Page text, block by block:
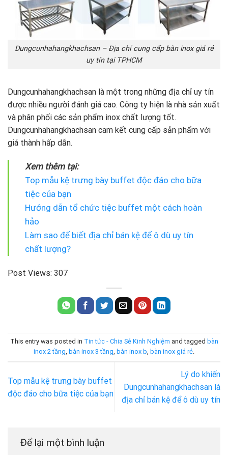
Dungcunhahangkhachsan – Địa chỉ cung cấp bàn inox giá rẻ
uy tín tại TPHCM
Dungcunhahangkhachsan là một trong những địa chỉ uy tín
được nhiều người đánh giá cao. Công ty hiện là nhà sản xuất
và phân phối các sản phẩm inox chất lượng tốt.
Dungcunhahangkhachsan cam kết cung cấp sản phẩm với
giá thành hấp dẫn.
Xem thêm tại:
Top mẫu kệ trưng bày buffet độc đáo cho bữa
tiệc của bạn
Hướng dẫn tổ chức tiệc buffet một cách hoàn
hảo
Làm sao để biết địa chỉ bán kệ để ô dù uy tín
chất lượng?
Post Views: 307
This entry was posted in Tin tức - Chia Sẻ Kinh Nghiệm and tagged bàn
inox 2 tầng, bàn inox 3 tầng, bàn inox b, bàn inox giá rẻ.
Top mẫu kệ trưng bày buffet
độc đáo cho bữa tiệc của bạn
Lý do khiến
Dungcunhahangkhachsan là
địa chỉ bán kệ để ô dù uy tín
Để lại một bình luận